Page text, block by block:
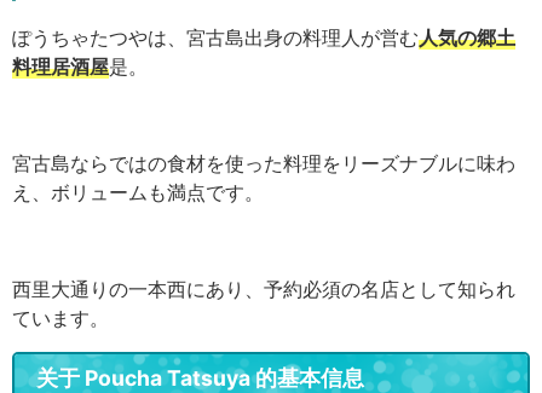
ぽうちゃたつやは、宮古島出身の料理人が営む人気の郷土
料理居酒屋是。
宮古島ならではの食材を使った料理をリーズナブルに味わ
え、ボリュームも満点です。
西里大通りの一本西にあり、予約必須の名店として知られ
ています。
关于 Poucha Tatsuya 的基本信息